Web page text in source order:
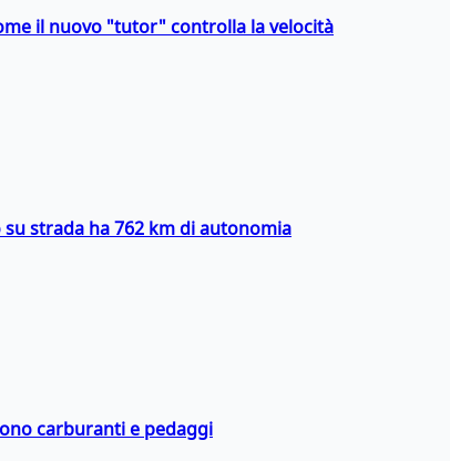
il nuovo "tutor" controlla la velocità
su strada ha 762 km di autonomia
carburanti e pedaggi